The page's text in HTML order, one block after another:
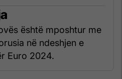
është mposhtur me
në ndeshjen e
Euro 2024.